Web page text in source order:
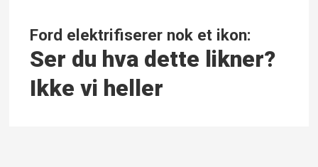
Ford elektrifiserer nok et ikon:
Ser du hva dette likner?
Ikke vi heller